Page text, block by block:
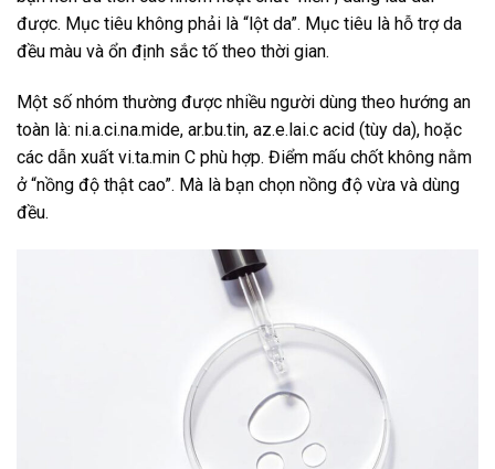
được. Mục tiêu không phải là “lột da”. Mục tiêu là hỗ trợ da
đều màu và ổn định sắc tố theo thời gian.
Một số nhóm thường được nhiều người dùng theo hướng an
toàn là: ni.a.ci.na.mide, ar.bu.tin, az.e.lai.c acid (tùy da), hoặc
các dẫn xuất vi.ta.min C phù hợp. Điểm mấu chốt không nằm
ở “nồng độ thật cao”. Mà là bạn chọn nồng độ vừa và dùng
đều.